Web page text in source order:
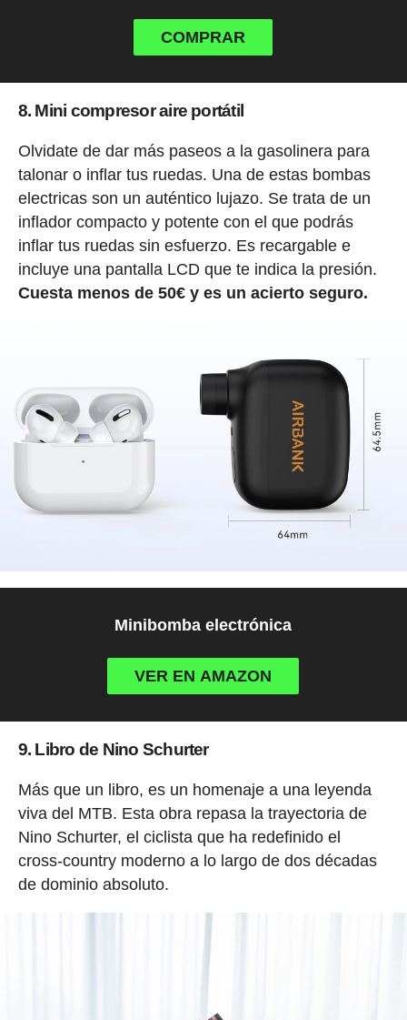
COMPRAR
8. Mini compresor aire portátil
Olvidate de dar más paseos a la gasolinera para
talonar o inflar tus ruedas. Una de estas bombas
electricas son un auténtico lujazo. Se trata de un
inflador compacto y potente con el que podrás
inflar tus ruedas sin esfuerzo. Es recargable e
incluye una pantalla LCD que te indica la presión.
Cuesta menos de 50€ y es un acierto seguro.
Minibomba electrónica
VER EN AMAZON
9. Libro de Nino Schurter
Más que un libro, es un homenaje a una leyenda
viva del MTB. Esta obra repasa la trayectoria de
Nino Schurter, el ciclista que ha redefinido el
cross-country moderno a lo largo de dos décadas
de dominio absoluto.